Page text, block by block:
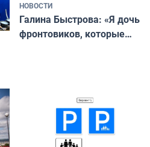
НОВОСТИ
Галина Быстрова: «Я дочь
фронтовиков, которые